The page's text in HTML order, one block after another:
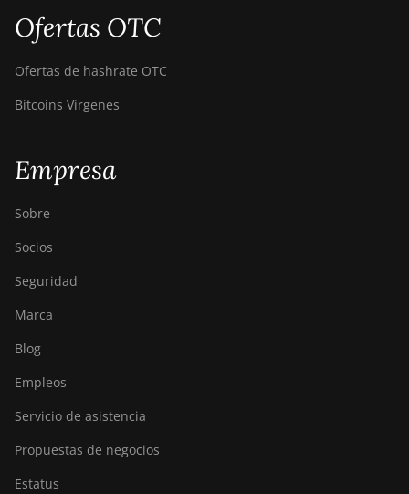
Ofertas OTC
Ofertas de hashrate OTC
Bitcoins Vírgenes
Empresa
Sobre
Socios
Seguridad
Marca
Blog
Empleos
Servicio de asistencia
Propuestas de negocios
Estatus